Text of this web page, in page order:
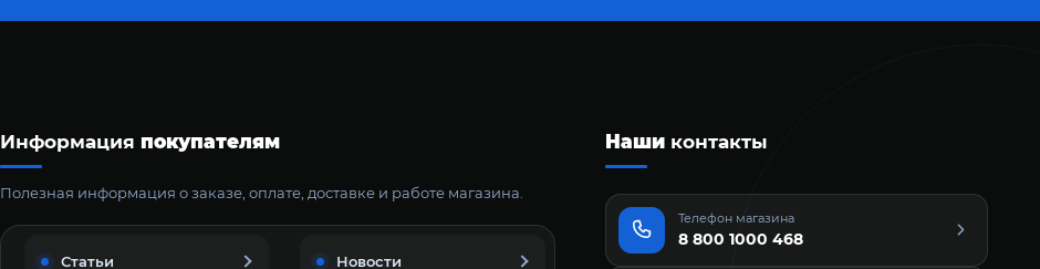
Информация покупателям
Полезная информация о заказе, оплате, доставке и работе магазина.
Статьи Новости
Нашиконтакты
Телефон магазина
8 800 1000 468